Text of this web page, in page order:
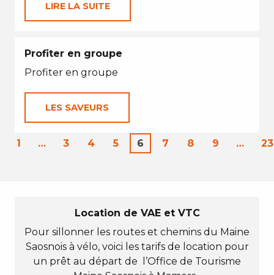
LIRE LA SUITE
Profiter en groupe
Profiter en groupe
LES SAVEURS
1 … 3 4 5 6 7 8 9 … 23
Location de VAE et VTC
Pour sillonner les routes et chemins du Maine
Saosnois à vélo, voici les tarifs de location pour
un prêt au départ de l’Office de Tourisme